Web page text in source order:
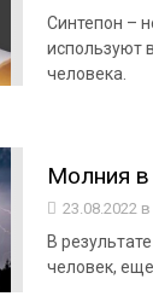
Синтепон –
используют
человека.
Молния
23.08.2022 в
В
человек,